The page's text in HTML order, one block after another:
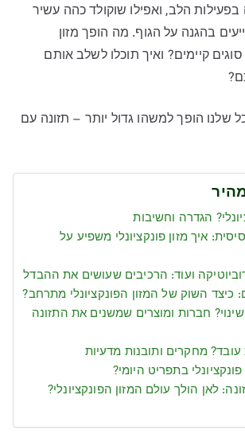
בפעילות הלב, ואפילו שוקולד כהה עשיר
בהגנה על הגוף. מה הופך מזון
סוגים קיימים? ואיך תוכלו לשלב אותם
שלנו הופך למשהו גדול יותר – תזונה עם
הגדרה וחשיבות
איך מזון פונקציונלי משפיע על
ועוד: הרכיבים שעושים את ההבדל
כיצד השוק של המזון הפונקציונלי מתרחב?
חברות ומוצרים שמשנים את התזונה
מחקרים ותובנות מדעיות
בתפריט היומי?
לאן הולך עולם המזון הפונקציונלי?